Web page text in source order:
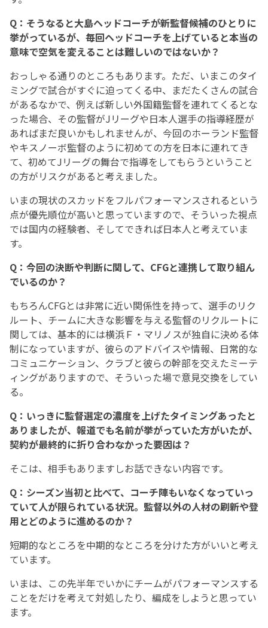
Q：そうなると大島ヘッドコーチが新監督候補のひとりに
挙がっているが、毎回ヘッドコーチを上げていると本当の
意味で空気を変えることは難しいのではないか？
おっしゃる通りのところもあります。ただ、いまこのタイ
ミングで試合がすぐに迫ってくる中、まだたくさんの試合
があるなかで、例えば新しい外国籍監督を連れてくるとな
った場合、その監督がJリーグや日本人選手の指導経歴が
あればまだ良いかもしれませんが、今回のホーランド監督
やキスノーボ監督のように初めての方を日本に連れてき
て、初めてJリーグの舞台で指導をしてもらうということ
の方がリスクがあると考えました。
いまの現状のスカッドをフルパフォーマンスされるという
点が優先順位が高いと思っていますので、そういった視点
では国内の経験者、そしてできれば日本人と考えていま
す。
Q：今回の決断や判断に関して、CFGと連携して取り組ん
でいるのか？
もちろんCFGとは非常に近い関係性を持って、選手のリク
ルート、チームに大きな影響を与える監督のリクルートに
関しては、基本的には横浜Ｆ・マリノスが独自に決める体
制になっていますが、彼らのアドバイスや情報、日常的な
コミュニケーション、クラブと彼らの幹部を交えたミーテ
ィングがありますので、そういった場で意見交換をしてい
る。
Q：いっきに監督選定の濃度を上げたタイミングあったと
ありましたが、報道でも名前が挙がっていた方がいたが、
契約が最終的に折り合わなかった要因は？
そこは、相手もありますしお話できない内容です。
Q：シーズン当初と比べて、コーチ陣もいなくなっていっ
ていて人が限られている状況。監督以外の人材の刷新や登
用とどのように進めるのか？
短期的なところを中期的なところを分けた方がいいと考え
ています。
いまは、この先半年でいかにチームがパフォーマンスする
ことをだけを考えて対処したり、編成をしようと思ってい
ます。